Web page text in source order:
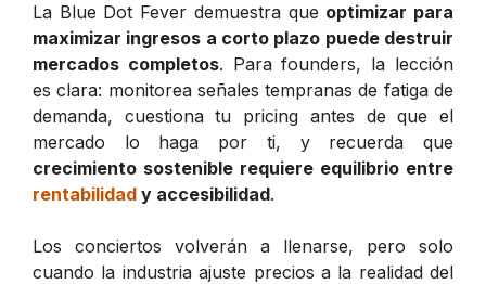
La Blue Dot Fever demuestra que optimizar para
maximizar ingresos a corto plazo puede destruir
mercados completos. Para founders, la lección
es clara: monitorea señales tempranas de fatiga de
demanda, cuestiona tu pricing antes de que el
mercado lo haga por ti, y recuerda que
crecimiento sostenible requiere equilibrio entre
rentabilidad y accesibilidad.
Los conciertos volverán a llenarse, pero solo
cuando la industria ajuste precios a la realidad del